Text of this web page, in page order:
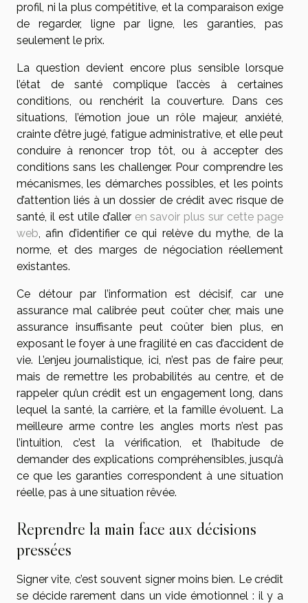
profil, ni la plus compétitive, et la comparaison exige
de regarder, ligne par ligne, les garanties, pas
seulement le prix.
La question devient encore plus sensible lorsque
l’état de santé complique l’accès à certaines
conditions, ou renchérit la couverture. Dans ces
situations, l’émotion joue un rôle majeur, anxiété,
crainte d’être jugé, fatigue administrative, et elle peut
conduire à renoncer trop tôt, ou à accepter des
conditions sans les challenger. Pour comprendre les
mécanismes, les démarches possibles, et les points
d’attention liés à un dossier de crédit avec risque de
santé, il est utile d’aller en savoir plus sur cette page
web, afin d’identifier ce qui relève du mythe, de la
norme, et des marges de négociation réellement
existantes.
Ce détour par l’information est décisif, car une
assurance mal calibrée peut coûter cher, mais une
assurance insuffisante peut coûter bien plus, en
exposant le foyer à une fragilité en cas d’accident de
vie. L’enjeu journalistique, ici, n’est pas de faire peur,
mais de remettre les probabilités au centre, et de
rappeler qu’un crédit est un engagement long, dans
lequel la santé, la carrière, et la famille évoluent. La
meilleure arme contre les angles morts n’est pas
l’intuition, c’est la vérification, et l’habitude de
demander des explications compréhensibles, jusqu’à
ce que les garanties correspondent à une situation
réelle, pas à une situation rêvée.
Reprendre la main face aux décisions
pressées
Signer vite, c’est souvent signer moins bien. Le crédit
se décide rarement dans un vide émotionnel : il y a